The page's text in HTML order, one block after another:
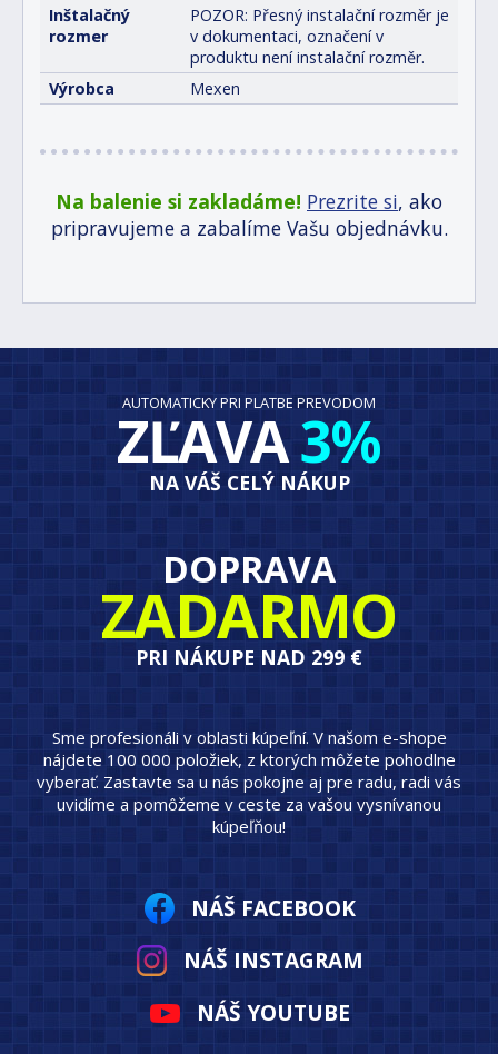
Inštalačný
rozmer
POZOR: Přesný instalační rozměr je
v dokumentaci, označení v
produktu není instalační rozměr.
Výrobca
Mexen
Na balenie si zakladáme! Prezrite si, ako
pripravujeme a zabalíme Vašu objednávku.
AUTOMATICKY PRI PLATBE PREVODOM
ZĽAVA3%
NA VÁŠ CELÝ NÁKUP
DOPRAVA
ZADARMO
PRI NÁKUPE NAD 299 €
Sme profesionáli v oblasti kúpeľní. V našom e-shope
nájdete 100 000 položiek, z ktorých môžete pohodlne
vyberať. Zastavte sa u nás pokojne aj pre radu, radi vás
uvidíme a pomôžeme v ceste za vašou vysnívanou
kúpeľňou!
NÁŠ FACEBOOK
NÁŠ INSTAGRAM
NÁŠ YOUTUBE